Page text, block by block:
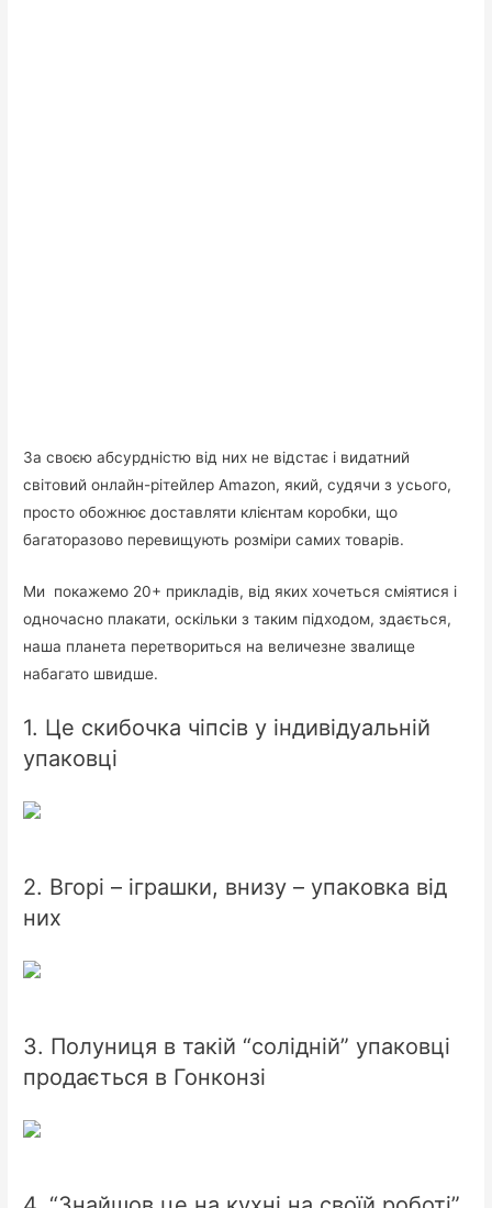
За своєю абсурдністю від них не відстає і видатний
світовий онлайн-рітейлер Amazon, який, судячи з усього,
просто обожнює доставляти клієнтам коробки, що
багаторазово перевищують розміри самих товарів.
Ми покажемо 20+ прикладів, від яких хочеться сміятися і
одночасно плакати, оскільки з таким підходом, здається,
наша планета перетвориться на величезне звалище
набагато швидше.
1. Це скибочка чіпсів у індивідуальній
упаковці
2. Вгорі – іграшки, внизу – упаковка від
них
3. Полуниця в такій “солідній” упаковці
продається в Гонконзі